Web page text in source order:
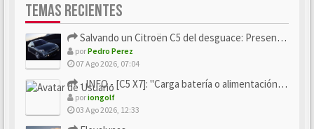
TEMAS RECIENTES
Salvando un Citroën C5 del desguace: Presentación y seguimiento
porPedro Perez
07 Ago 2026, 07:04
- INFO - [C5 X7]: "Carga batería o alimentación eléctri...
poriongolf
03 Ago 2026, 12:33